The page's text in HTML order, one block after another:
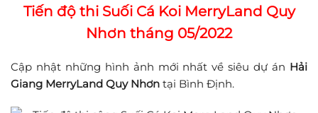
Tiến độ thi Suối Cá Koi MerryLand Quy
Nhơn tháng 05/2022
Cập nhật những hình ảnh mới nhất về siêu dự án Hải
Giang MerryLand Quy Nhơn tại Bình Định.